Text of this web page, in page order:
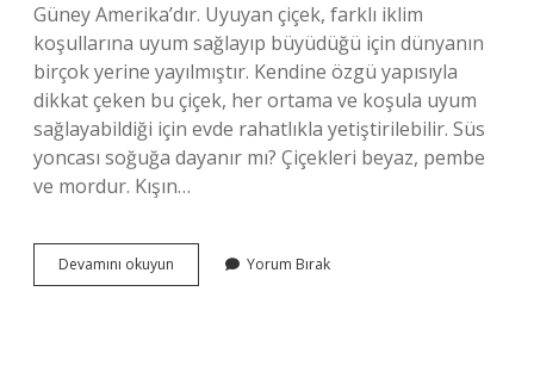
Güney Amerika’dır. Uyuyan çiçek, farklı iklim
koşullarına uyum sağlayıp büyüdüğü için dünyanın
birçok yerine yayılmıştır. Kendine özgü yapısıyla
dikkat çeken bu çiçek, her ortama ve koşula uyum
sağlayabildiği için evde rahatlıkla yetiştirilebilir. Süs
yoncası soğuğa dayanır mı? Çiçekleri beyaz, pembe
ve mordur. Kışın…
Devamını okuyun
Yoncası
Yorum Bırak